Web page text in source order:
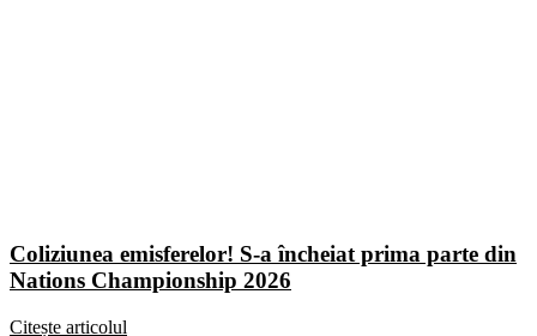
Coliziunea emisferelor! S-a încheiat prima parte din
Nations Championship 2026
Citește articolul